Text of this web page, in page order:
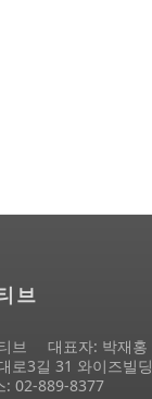
브
브
대표자: 박재홍
로3길 31 와이즈빌딩
: 02-889-8377